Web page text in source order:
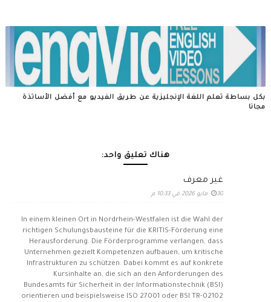
بكل بساطة تعلم اللغة الإنجليزية عن طريق الفيديو مع أفضل الأساتذة
مجانا
هناك تعليق واحد:
غير معرف
30 مايو 2026 في 10:33 م
In einem kleinen Ort in Nordrhein-Westfalen ist die Wahl der
richtigen Schulungsbausteine für die KRITIS-Förderung eine
Herausforderung. Die Förderprogramme verlangen, dass
Unternehmen gezielt Kompetenzen aufbauen, um kritische
Infrastrukturen zu schützen. Dabei kommt es auf konkrete
Kursinhalte an, die sich an den Anforderungen des
Bundesamts für Sicherheit in der Informationstechnik (BSI)
orientieren und beispielsweise ISO 27001 oder BSI TR-02102